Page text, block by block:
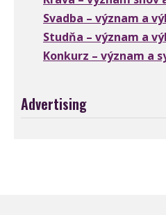
Svadba – význam a
Studňa – význam a
Konkurz – význam a
Advertising